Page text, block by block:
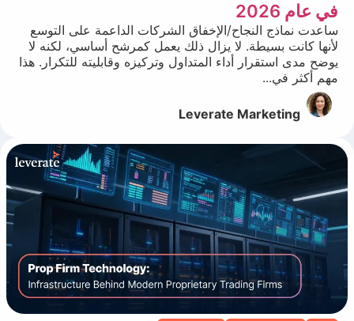
في عام 2026
ساعدت نماذج النجاح/الإخفاق الشركات الداعمة على التوسع
لأنها كانت بسيطة. لا يزال ذلك يعمل كمرشح أساسي، لكنه لا
يوضح مدى استقرار أداء المتداول وتركيزه وقابليته للتكرار. هذا
مهم أكثر في...
Leverate Marketing